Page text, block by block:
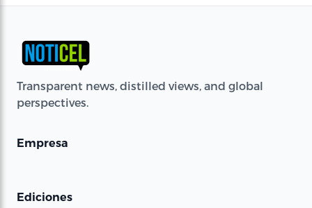
Transparent news, distilled views, and global
perspectives.
Empresa
Ediciones